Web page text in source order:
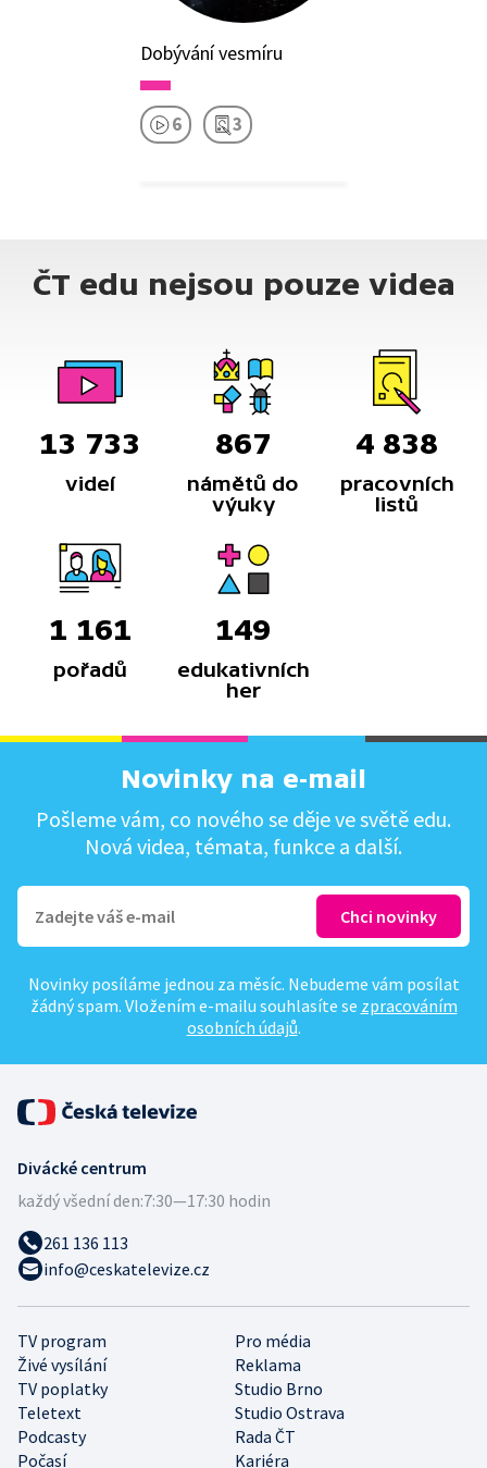
Dobývání vesmíru
6 3
ČT edu nejsou pouze videa
13 733
videí
867
námětů do
výuky
4 838
pracovních
listů
1 161
pořadů
149
edukativních
her
Novinky na e-mail
Pošleme vám, co nového se děje ve světě edu.
Nová videa, témata, funkce a další.
Novinky posíláme jednou za měsíc. Nebudeme vám posílat
žádný spam. Vložením e-mailu souhlasíte se zpracováním
osobních údajů.